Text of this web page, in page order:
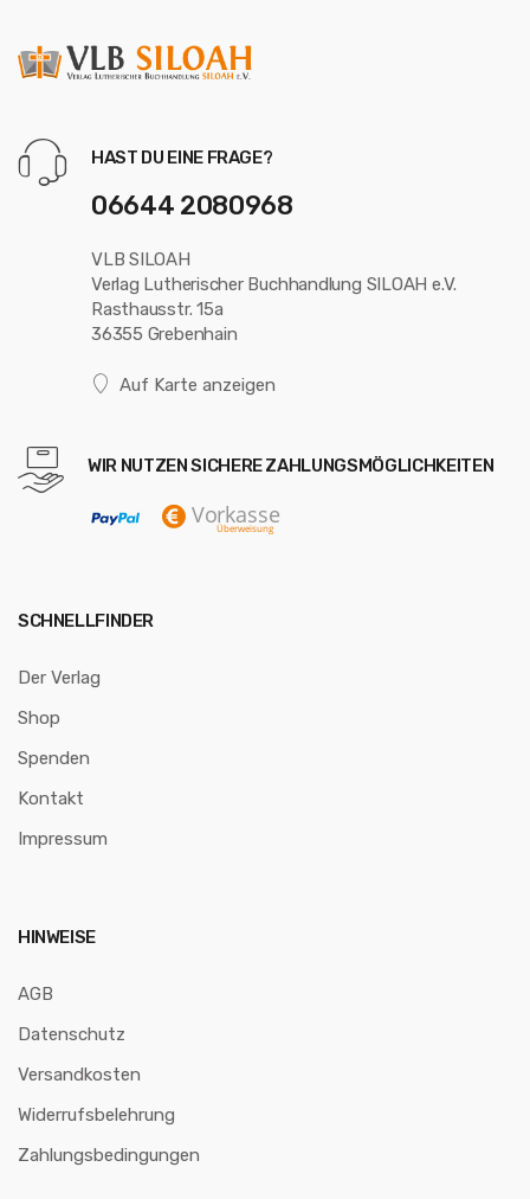
HAST DU EINE FRAGE?
06644 2080968
VLB SILOAH
Verlag Lutherischer Buchhandlung SILOAH e.V.
Rasthausstr. 15a
36355 Grebenhain
Auf Karte anzeigen
WIR NUTZEN SICHERE ZAHLUNGSMÖGLICHKEITEN
SCHNELLFINDER
Der Verlag
Shop
Spenden
Kontakt
Impressum
HINWEISE
AGB
Datenschutz
Versandkosten
Widerrufsbelehrung
Zahlungsbedingungen